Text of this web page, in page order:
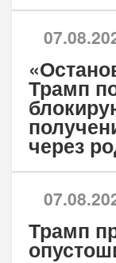
Трамп
через
Трамп